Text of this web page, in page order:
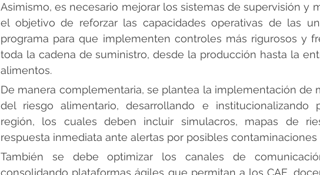
Asimismo, es necesario mejorar los sistemas de supervisión y
el objetivo de reforzar las capacidades operativas de las
programa para que implementen controles más rigurosos y
toda la cadena de suministro, desde la producción hasta la
alimentos.
De manera complementaria, se plantea la implementación de
del riesgo alimentario, desarrollando e institucionalizando
región, los cuales deben incluir simulacros, mapas de
respuesta inmediata ante alertas por posibles
También se debe optimizar los canales de
consolidando plataformas ágiles que permitan a los CAE,